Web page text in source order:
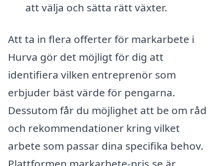
att välja och sätta rätt växter.
Att ta in flera offerter för markarbete i
Hurva gör det möjligt för dig att
identifiera vilken entreprenör som
erbjuder bäst värde för pengarna.
Dessutom får du möjlighet att be om råd
och rekommendationer kring vilket
arbete som passar dina specifika behov.